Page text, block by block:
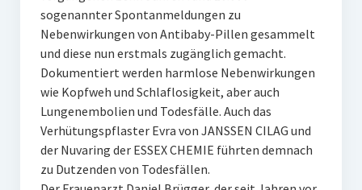
sogenannter Spontanmeldungen zu
Nebenwirkungen von Antibaby-Pillen gesammelt
und diese nun erstmals zugänglich gemacht.
Dokumentiert werden harmlose Nebenwirkungen
wie Kopfweh und Schlaflosigkeit, aber auch
Lungenembolien und Todesfälle. Auch das
Verhütungspflaster Evra von JANSSEN CILAG und
der Nuvaring der ESSEX CHEMIE führten demnach
zu Dutzenden von Todesfällen.